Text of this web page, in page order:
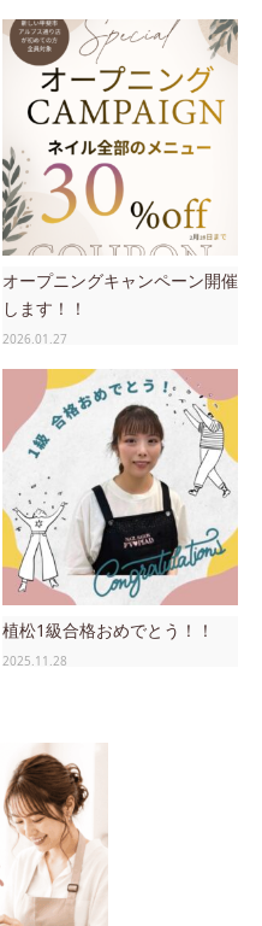
オープニングキャンペーン開催
します！！
2026.01.27
植松1級合格おめでとう！！
2025.11.28